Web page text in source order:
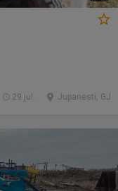
Jupanesti, GJ
29 jul.